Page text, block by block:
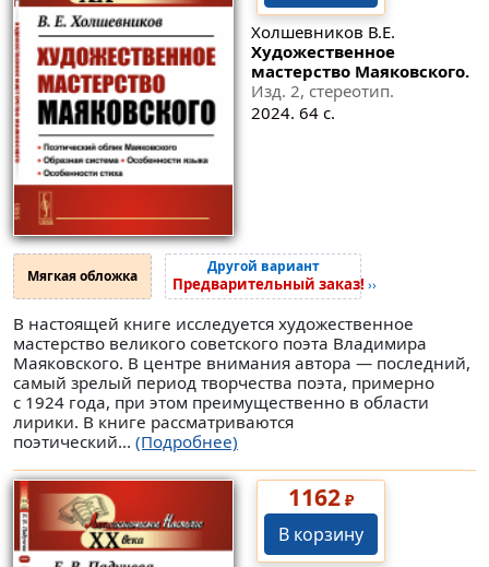
Холшевников В.Е.
Художественное
мастерство Маяковского.
Изд. 2, стереотип.
2024. 64 с.
Мягкая обложка Другой вариант
Предварительный заказ! ››
В настоящей книге исследуется художественное
мастерство великого советского поэта Владимира
Маяковского. В центре внимания автора — последний,
самый зрелый период творчества поэта, примерно
с 1924 года, при этом преимущественно в области
лирики. В книге рассматриваются
поэтический... (Подробнее)
1162₽
В корзину